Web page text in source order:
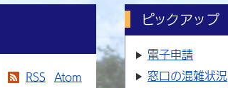
RSS Atom
ピックアップ
電子申請
窓口の混雑状況